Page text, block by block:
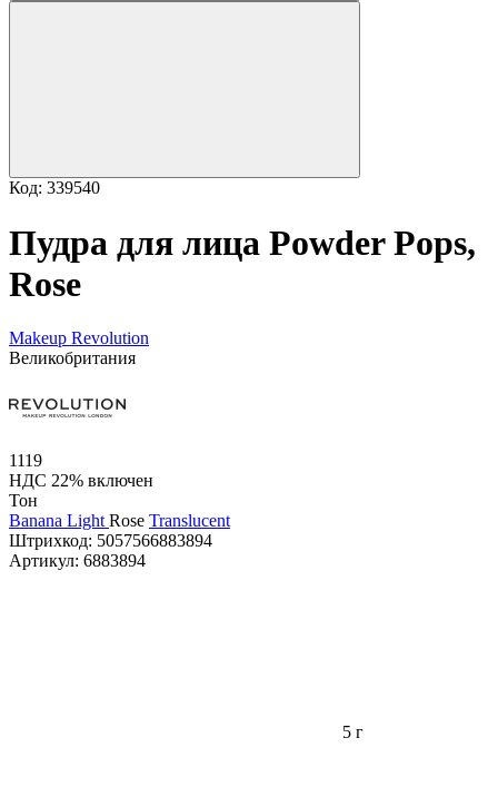
Код: 339540
Пудра для лица Powder Pops,
Rose
Makeup Revolution
Великобритания
1119
НДС 22% включен
Тон
Banana Light Rose Translucent
Штрихкод: 5057566883894
Артикул: 6883894
5 г